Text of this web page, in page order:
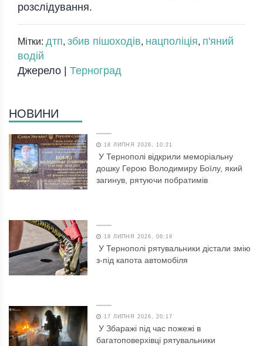
розслідування.
Мітки: дтп, збив пішоходів, нацполіція, п'яний
водій
Джерело | Терноград
НОВИНИ
18 ЛИПНЯ 2026, 10:21
У Тернополі відкрили меморіальну
дошку Герою Володимиру Боїлу, який
загинув, рятуючи побратимів
18 ЛИПНЯ 2026, 06:19
У Тернополі рятувальники дістали змію
з-під капота автомобіля
17 ЛИПНЯ 2026, 20:17
У Збаражі під час пожежі в
багатоповерхівці рятувальники